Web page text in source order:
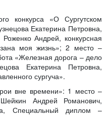
конкурса «О Сургутском
Екатерина Петровна,
Андрей, конкурсная
моя жизнь»; 2 место –
«Железная дорога – дело
Екатерина Петровна,
сургуча».
вне времени»: 1 место –
Андрей Романович,
Специальный диплом –